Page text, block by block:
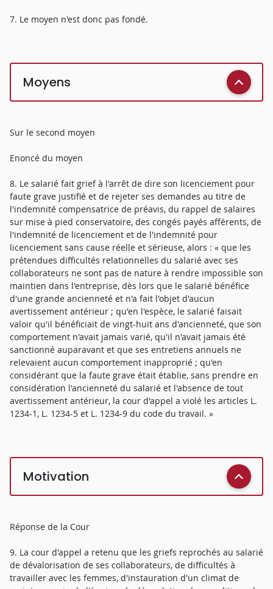
7. Le moyen n'est donc pas fondé.
Moyens
Sur le second moyen
Enoncé du moyen
8. Le salarié fait grief à l'arrêt de dire son licenciement pour
faute grave justifié et de rejeter ses demandes au titre de
l'indemnité compensatrice de préavis, du rappel de salaires
sur mise à pied conservatoire, des congés payés afférents, de
l'indemnité de licenciement et de l'indemnité pour
licenciement sans cause réelle et sérieuse, alors : « que les
prétendues difficultés relationnelles du salarié avec ses
collaborateurs ne sont pas de nature à rendre impossible son
maintien dans l'entreprise, dès lors que le salarié bénéfice
d'une grande ancienneté et n'a fait l'objet d'aucun
avertissement antérieur ; qu'en l'espèce, le salarié faisait
valoir qu'il bénéficiait de vingt-huit ans d'ancienneté, que son
comportement n'avait jamais varié, qu'il n'avait jamais été
sanctionné auparavant et que ses entretiens annuels ne
relevaient aucun comportement inapproprié ; qu'en
considérant que la faute grave était établie, sans prendre en
considération l'ancienneté du salarié et l'absence de tout
avertissement antérieur, la cour d'appel a violé les articles L.
1234-1, L. 1234-5 et L. 1234-9 du code du travail. »
Motivation
Réponse de la Cour
9. La cour d'appel a retenu que les griefs reprochés au salarié
de dévalorisation de ses collaborateurs, de difficultés à
travailler avec les femmes, d'instauration d'un climat de